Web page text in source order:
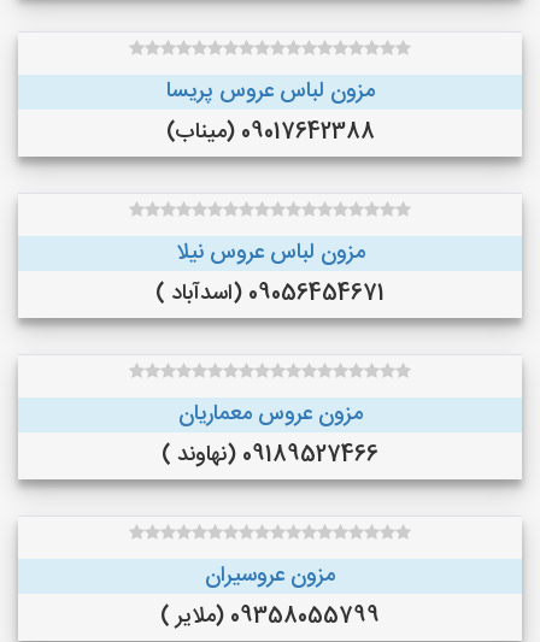
مزون لباس عروس پریسا
09017642388 (میناب)
مزون لباس عروس نیلا
09056454671 (اسدآباد )
مزون عروس معماریان
09189527466 (نهاوند )
مزون عروسیران
09358055799 (ملایر )